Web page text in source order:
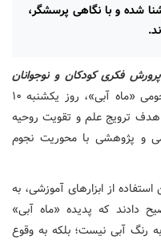
شده و با نگاهی پرسشگر،
فکری کودکان و نوجوانان
، هم‌زمان با وقوع پدیده نجومی «ماه آبی»، روز یکشنبه ۱۰
مرکز شماره ۴ اراک با هدف ترویج علم و تقویت روحیه
و پژوهشی با محوریت نجوم
از ابزارهای آموزشی، به
دادند که پدیده «ماه آبی»
رنگ آبی نیست؛ بلکه به وقوع